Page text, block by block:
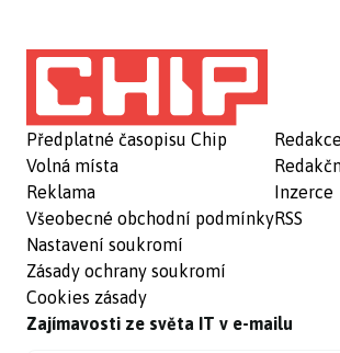
Předplatné časopisu Chip
Volná místa
Reklama
Všeobecné obchodní podmínky
Nastavení soukromí
Zásady ochrany soukromí
Cookies zásady
Inzerce
RSS
Zajímavosti ze světa IT v e-mailu